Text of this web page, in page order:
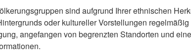
sind aufgrund Ihrer ethnischen
oder kultureller Vorstellungen
angefangen von begrenzten Standorten und